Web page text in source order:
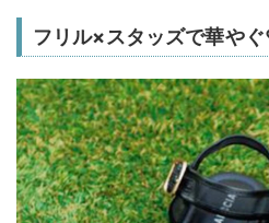
フリル×スタッズで華や